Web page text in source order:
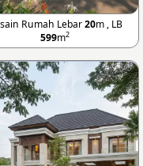
Rumah Lebar20m , LB
599m2